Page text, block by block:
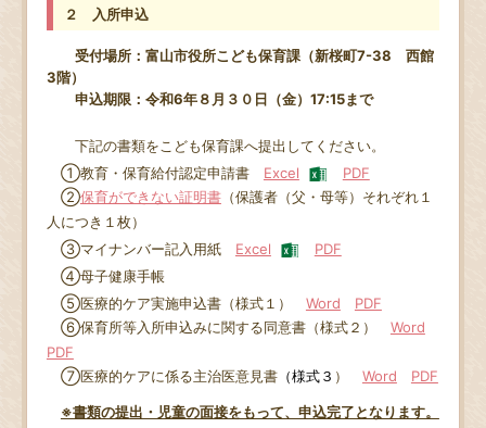
２ 入所申込
受付場所：富山市役所こども保育課（新桜町7-38 西館
3階）
申込期限：令和6年８月３０日（金）17:15まで
下記の書類をこども保育課へ提出してください。
①教育・保育給付認定申請書 Excel
PDF
②保育ができない証明書（保護者（父・母等）それぞれ１
人につき１枚）
③マイナンバー記入用紙 Excel
PDF
④母子健康手帳
⑤医療的ケア実施申込書（様式１） Word
PDF
⑥保育所等入所申込みに関する同意書（様式２） Word
PDF
⑦医療的ケアに係る主治医意見書（様式３ ） Word PDF
※書類の提出・児童の面接をもって、申込完了となります。